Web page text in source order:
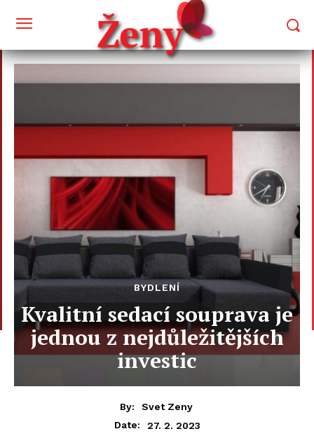
BYDLENÍ
Kvalitní sedací souprava je
jednou z nejdůležitějších
investic
By:
Svet Zeny
Date:
27. 2. 2023